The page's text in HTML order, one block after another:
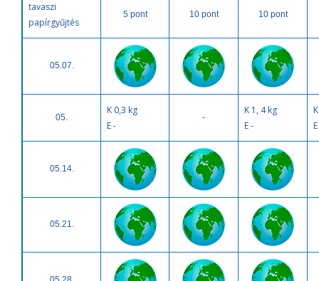
tavaszi
papírgyűjtés
5 pont 10 pont 10 pont
05.07.
05.
K 0,3 kg
E -
-
K 1, 4 kg
E -
05.14.
05.21.